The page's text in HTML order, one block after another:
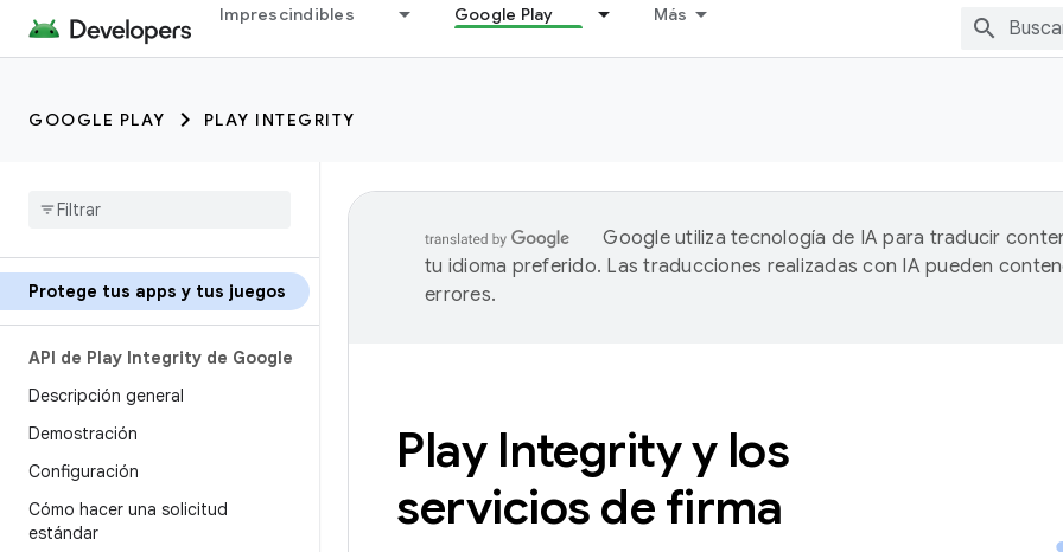
Imprescindibles Google Play Más
GOOGLE PLAY PLAY INTEGRITY
Protege tus apps y tus juegos
API de Play Integrity de Google
Descripción general
Demostración
Configuración
Cómo hacer una solicitud
estándar
Google utiliza tecnología de IA para traducir
tu idioma preferido. Las traducciones realizadas con IA pueden
errores.
Play Integrity y los
servicios de firma